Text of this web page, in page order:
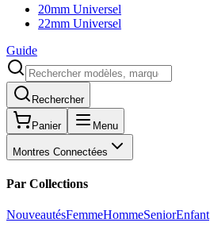
20mm Universel
22mm Universel
Guide
Rechercher
Panier Menu
Montres Connectées
Par Collections
NouveautésFemmeHommeSeniorEnfant